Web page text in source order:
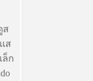
ส
ส
ล็ก